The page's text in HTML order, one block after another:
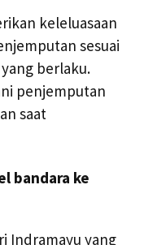
keleluasaan
sesuai
berlaku.
penjemputan
saat
bandara ke
Indramayu yang